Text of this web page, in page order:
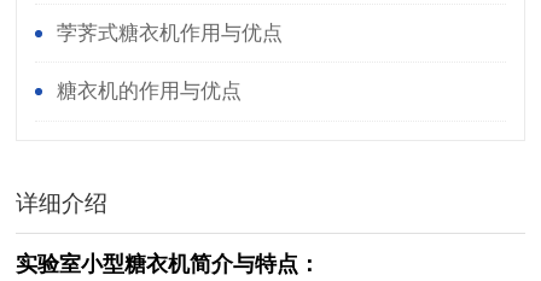
茡荠式糖衣机作用与优点
糖衣机的作用与优点
详细介绍
实验室小型糖衣机简介与特点：